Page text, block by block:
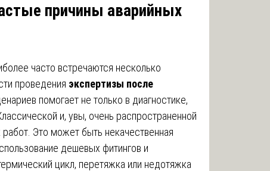
причины аварийных
часто встречаются несколько
проведения экспертизы после
помогает не только в диагностике,
и, увы, очень распространенной
Это может быть некачественная
дешевых фитингов и
цикл, перетяжка или недотяжка